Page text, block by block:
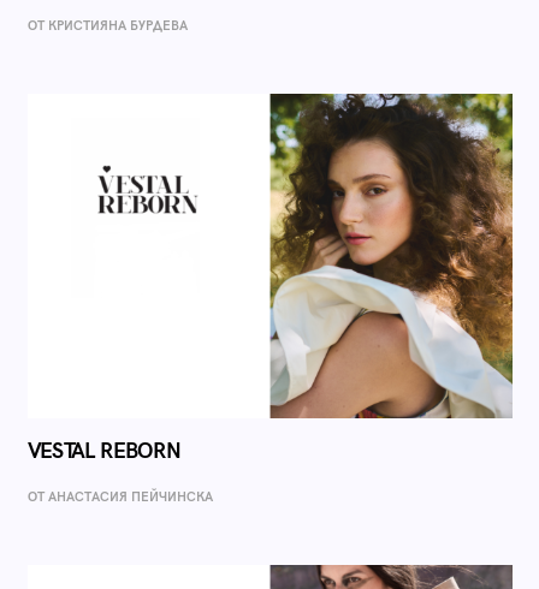
ОТ КРИСТИЯНА БУРДЕВА
VESTAL REBORN
ОТ AНАСТАСИЯ ПЕЙЧИНСКА